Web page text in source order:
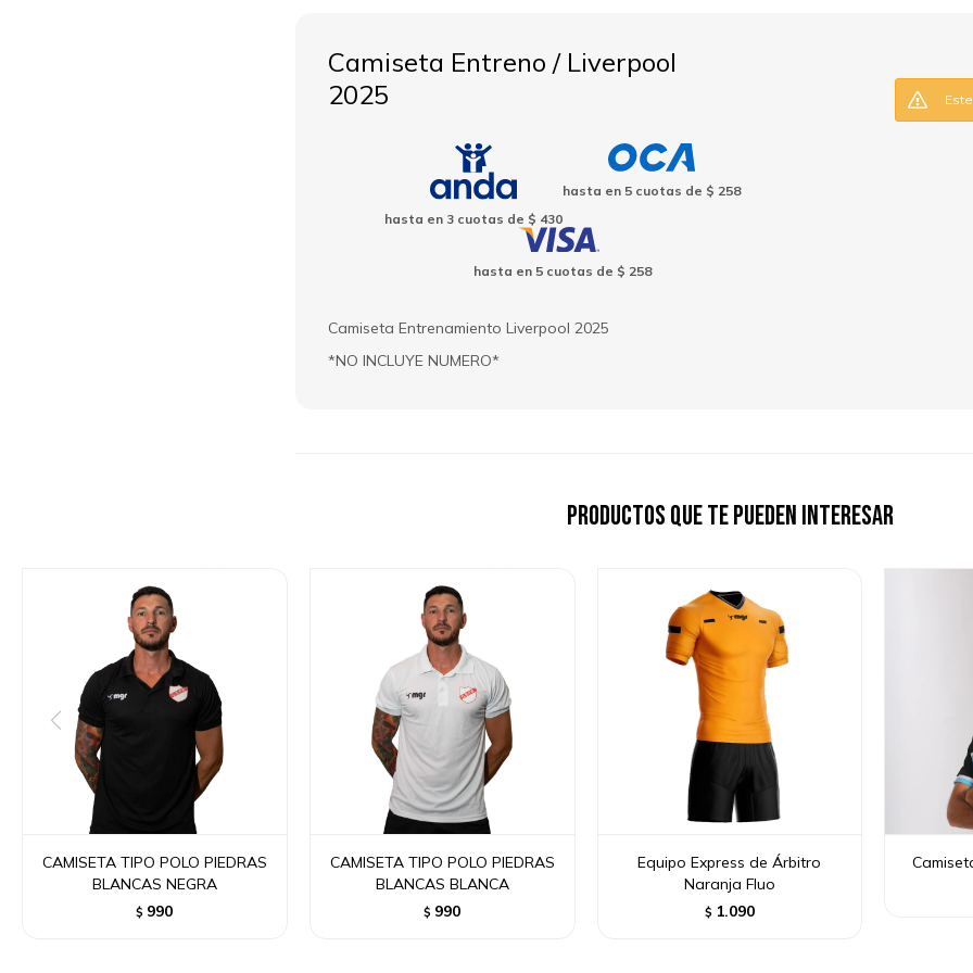
Camiseta Entreno / Liverpool
2025
hasta en 3 cuotas de $ 430
hasta en 5 cuotas de $ 258
hasta en 5 cuotas de $ 258
Camiseta Entrenamiento Liverpool 2025
*NO INCLUYE NUMERO*
Productos que te pueden interesar
CAMISETA TIPO POLO PIEDRAS
BLANCAS NEGRA
$ 990
CAMISETA TIPO POLO PIEDRAS
BLANCAS BLANCA
$ 990
Equipo Express de Árbitro
Naranja Fluo
$ 1.090